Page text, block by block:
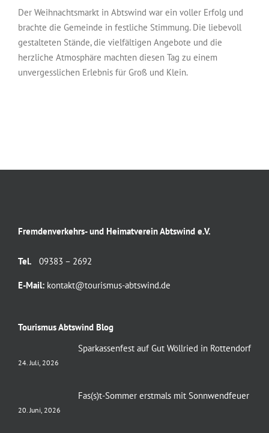
Der Weihnachtsmarkt in Abtswind war ein voller Erfolg und
brachte die Gemeinde in festliche Stimmung. Die liebevoll
gestalteten Stände, die vielfältigen Angebote und die
herzliche Atmosphäre machten diesen Tag zu einem
unvergesslichen Erlebnis für Groß und Klein.
Fremdenverkehrs- und Heimatverein Abtswind e.V.
Tel. 09383 – 2692
E-Mail: kontakt@tourismus-abtswind.de
Tourismus Abtswind Blog
Sparkassenfest auf Gut Wöllried in Rottendorf
24. Juli, 2026
Fas(s)t-Sommer erstmals mit Sonnwendfeuer
20. Juni, 2026